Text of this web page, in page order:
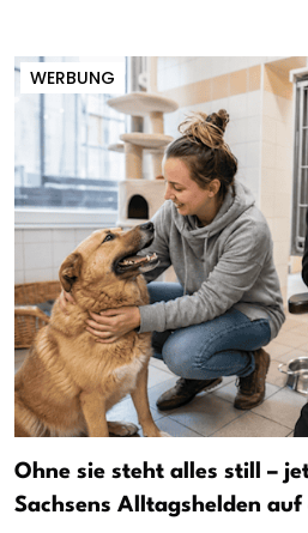
WERBUNG
Ohne sie steht alles still –
Sachsens Alltagshelden auf